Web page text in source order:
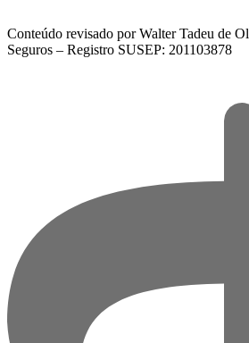
Conteúdo revisado por Walter Tadeu de
Seguros – Registro SUSEP: 201103878